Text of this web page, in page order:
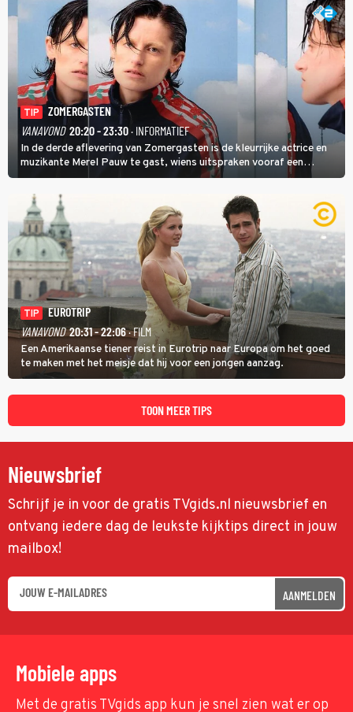
TIP
ZOMERGASTEN
VANAVOND 20:20 - 23:30· INFORMATIEF
In de derde aflevering van Zomergasten is de kleurrijke actrice en
muzikante Merel Pauw te gast, wiens uitspraken vooraf een
boeiende avond beloven: 'Mijn ideale televisieavond is zoals mijn
identiteit: grenzeloos, absurd en vol angsten'.
TIP
EUROTRIP
VANAVOND 20:31 - 22:06· FILM
Een Amerikaanse tiener reist in Eurotrip naar Europa om het goed
te maken met het meisje dat hij voor een jongen aanzag.
TOON MEER TIPS
Nieuwsbrief
Schrijf je in voor de gratis TVgids.nl nieuwsbrief en
ontvang iedere dag de leukste kijktips direct in jouw
mailbox!
AANMELDEN
Mobiele apps
Met de gratis TVgids app kun je snel zien wat er op